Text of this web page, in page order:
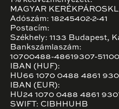
MAGYAR
Adószám: 18245402-2-41
Postacím:
Székhely: 1133 Budapest,
Bankszámlaszám:
10700488-48619307-
IBAN (HUF):
HU66 1070 0488 4861
IBAN (EUR):
HU24 1070 0488 4861
SWIFT: CIBHHUHB